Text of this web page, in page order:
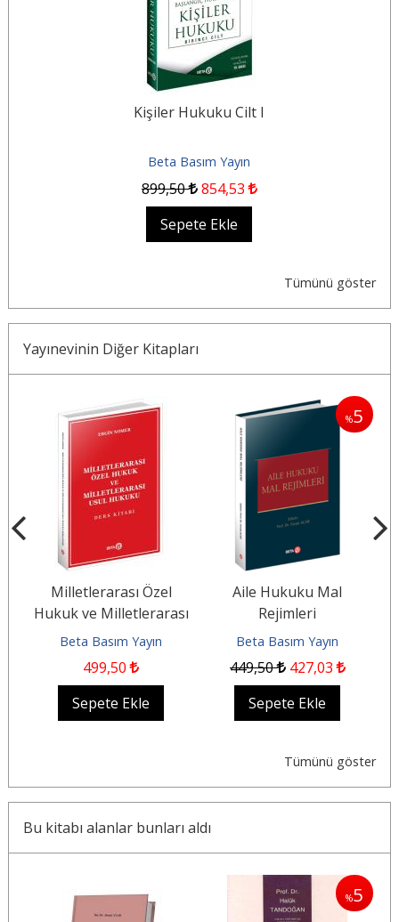
Kişiler Hukuku Cilt I
Beta Basım Yayın
899,50 854,53
Sepete Ekle
Tümünü göster
Yayınevinin Diğer Kitapları
Milletlerarası Özel
Hukuk ve Milletlerarası
Usul Hukuku Ders
Beta Basım Yayın
499,50
Sepete Ekle
%5
Aile Hukuku Mal
Rejimleri
Beta Basım Yayın
449,50 427,03
Sepete Ekle
Tümünü göster
Bu kitabı alanlar bunları aldı
%5